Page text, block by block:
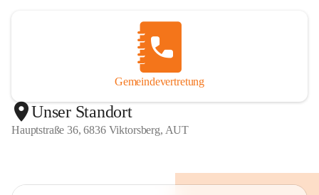
Gemeindevertretung
Unser Standort
Hauptstraße 36, 6836 Viktorsberg, AUT